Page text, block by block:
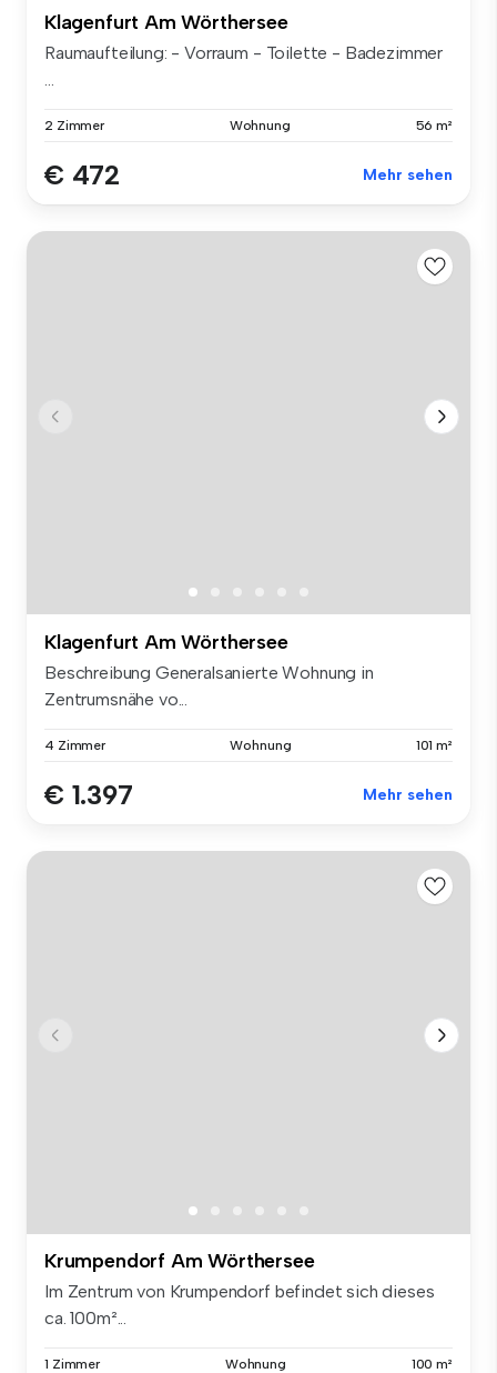
Klagenfurt Am Wörthersee
Raumaufteilung: - Vorraum - Toilette - Badezimmer
...
2 Zimmer Wohnung 56 m²
€ 472 Mehr sehen
Klagenfurt Am Wörthersee
Beschreibung Generalsanierte Wohnung in
Zentrumsnähe vo...
4 Zimmer Wohnung 101 m²
€ 1.397 Mehr sehen
Krumpendorf Am Wörthersee
Im Zentrum von Krumpendorf befindet sich dieses
ca. 100m²...
1 Zimmer Wohnung 100 m²